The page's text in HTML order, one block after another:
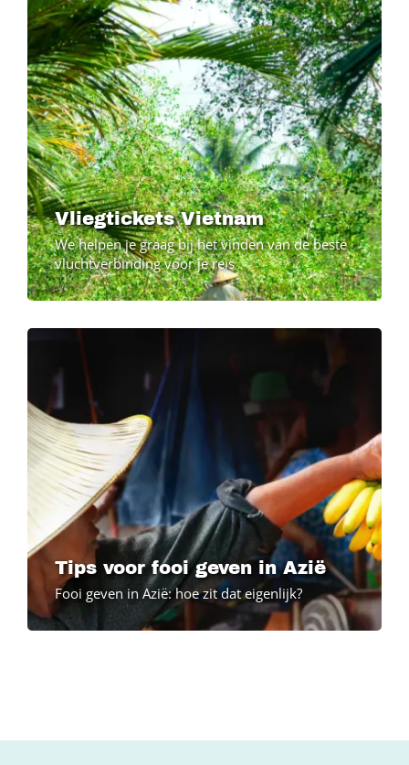
Vliegtickets Vietnam
We helpen je graag bij het vinden van de beste
vluchtverbinding voor je reis
Image
Tips voor fooi geven in Azië
Fooi geven in Azië: hoe zit dat eigenlijk?